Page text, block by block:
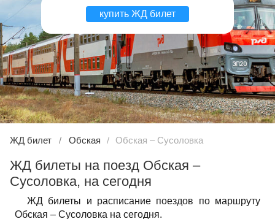
купить ЖД билет
ЖД билет Обская Обская – Сусоловка
ЖД билеты на поезд Обская –
Сусоловка, на сегодня
ЖД билеты и расписание поездов по маршруту
Обская – Сусоловка на сегодня.